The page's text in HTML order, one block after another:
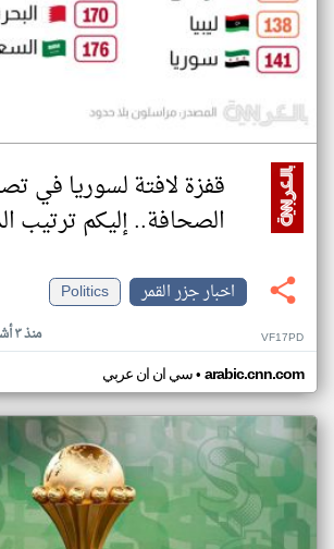
قفزة لافتة لسوريا في
الصحافة.. إليكم ترتيب
اخبار جزر القمر
Politics
منذ ٣ أشهر VF17PD
سي ان ان عربي• arabic.cnn.com